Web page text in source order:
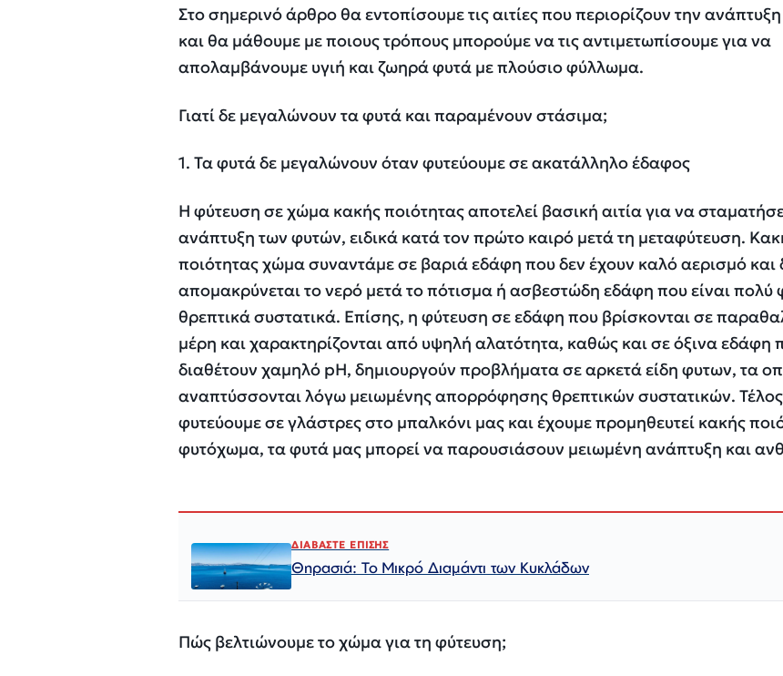
Στο σημερινό άρθρο θα εντοπίσουμε τις αιτίες που περιορίζουν την
και θα μάθουμε με ποιους τρόπους μπορούμε να τις αντιμετωπίσουμε για να
απολαμβάνουμε υγιή και ζωηρά φυτά με πλούσιο φύλλωμα.
Γιατί δε μεγαλώνουν τα φυτά και παραμένουν στάσιμα;
1. Τα φυτά δε μεγαλώνουν όταν φυτεύουμε σε ακατάλληλο έδαφος
Η φύτευση σε χώμα κακής ποιότητας αποτελεί βασική αιτία για να
ανάπτυξη των φυτών, ειδικά κατά τον πρώτο καιρό μετά τη μεταφύτευση.
ποιότητας χώμα συναντάμε σε βαριά εδάφη που δεν έχουν καλό αερισμό και
απομακρύνεται το νερό μετά το πότισμα ή ασβεστώδη εδάφη που είναι πολύ
θρεπτικά συστατικά. Επίσης, η φύτευση σε εδάφη που βρίσκονται σε
μέρη και χαρακτηρίζονται από υψηλή αλατότητα, καθώς και σε όξινα εδάφη
διαθέτουν χαμηλό pH, δημιουργούν προβλήματα σε αρκετά είδη φυτων, τα
αναπτύσσονται λόγω μειωμένης απορρόφησης θρεπτικών συστατικών.
φυτεύουμε σε γλάστρες στο μπαλκόνι μας και έχουμε προμηθευτεί κακής
φυτόχωμα, τα φυτά μας μπορεί να παρουσιάσουν μειωμένη ανάπτυξη και
ΔΙΑΒΑΣΤΕ ΕΠΙΣΗΣ
Θηρασιά: Το Μικρό Διαμάντι των Κυκλάδων
Πώς βελτιώνουμε το χώμα για τη φύτευση;